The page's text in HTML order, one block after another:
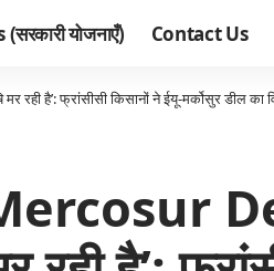
योजनाएँ) Contact Us
है’: फ्रांसीसी किसानों ने ईयू-मर्कोसुर डील का